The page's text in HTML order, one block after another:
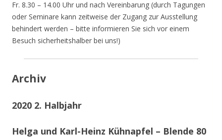
Fr. 8.30 – 14.00 Uhr und nach Vereinbarung (durch Tagungen
oder Seminare kann zeitweise der Zugang zur Ausstellung
behindert werden – bitte informieren Sie sich vor einem
Besuch sicherheitshalber bei uns!)
Archiv
2020 2. Halbjahr
Helga und Karl-Heinz Kühnapfel – Blende 80